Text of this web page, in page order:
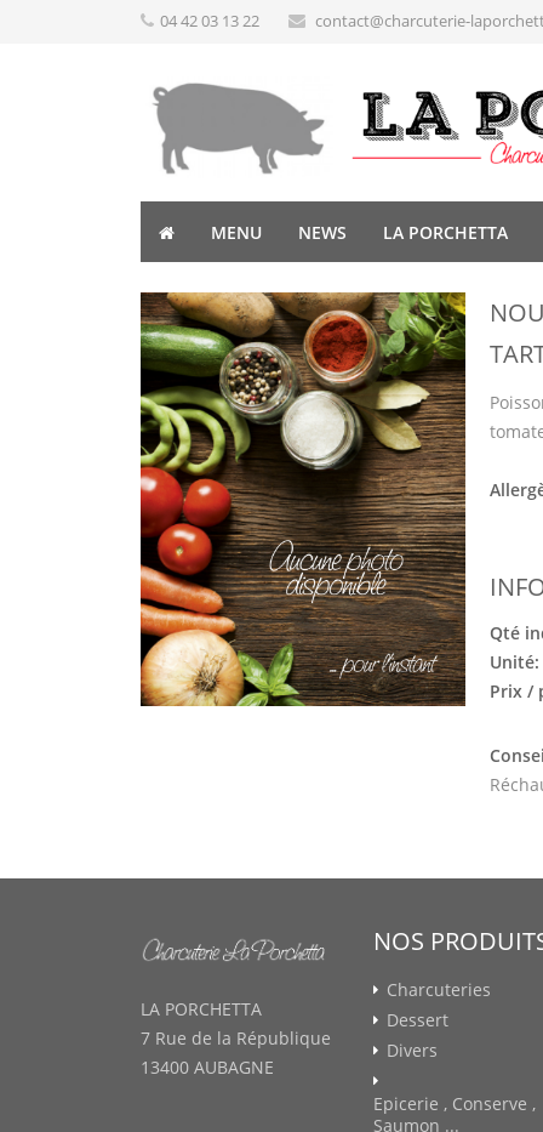
04 42 03 13 22 contact@charcuterie-
MENU NEWS LA PORCHETTA
Qté
Unité:
Prix /
LA PORCHETTA
7 Rue de la République
13400 AUBAGNE
NOS
Charcuteries
Dessert
Divers
Epicerie , Conserve ,
Saumon ...